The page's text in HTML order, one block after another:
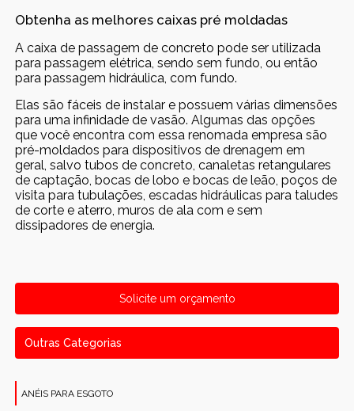
Obtenha as melhores caixas pré moldadas
A caixa de passagem de concreto pode ser utilizada
para passagem elétrica, sendo sem fundo, ou então
para passagem hidráulica, com fundo.
Elas são fáceis de instalar e possuem várias dimensões
para uma infinidade de vasão. Algumas das opções
que você encontra com essa renomada empresa são
pré-moldados para dispositivos de drenagem em
geral, salvo tubos de concreto, canaletas retangulares
de captação, bocas de lobo e bocas de leão, poços de
visita para tubulações, escadas hidráulicas para taludes
de corte e aterro, muros de ala com e sem
dissipadores de energia.
Solicite um orçamento
Outras Categorias
ANÉIS PARA ESGOTO